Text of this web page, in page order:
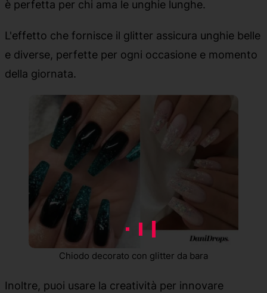
è perfetta per chi ama le unghie lunghe.
L'effetto che fornisce il glitter assicura unghie belle
e diverse, perfette per ogni occasione e momento
della giornata.
Chiodo decorato con glitter da bara
Inoltre, puoi usare la creatività per innovare